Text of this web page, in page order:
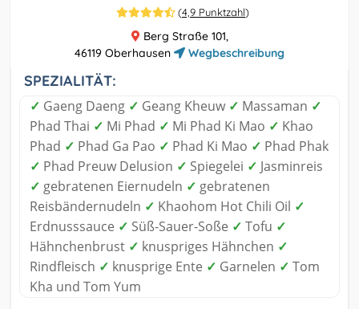
(4,9 Punktzahl)
Berg Straße 101,
46119 Oberhausen
Wegbeschreibung
SPEZIALITÄT:
✓ Gaeng Daeng ✓ Geang Kheuw ✓ Massaman ✓
Phad Thai ✓ Mi Phad ✓ Mi Phad Ki Mao ✓ Khao
Phad ✓ Phad Ga Pao ✓ Phad Ki Mao ✓ Phad Phak
✓ Phad Preuw Delusion ✓ Spiegelei ✓ Jasminreis
✓ gebratenen Eiernudeln ✓ gebratenen
Reisbändernudeln ✓ Khaohom Hot Chili Oil ✓
Erdnusssauce ✓ Süß-Sauer-Soße ✓ Tofu ✓
Hähnchenbrust ✓ knuspriges Hähnchen ✓
Rindfleisch ✓ knusprige Ente ✓ Garnelen ✓ Tom
Kha und Tom Yum